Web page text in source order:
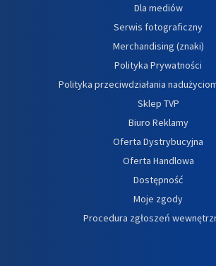
Dla mediów
Serwis fotograficzny
Merchandising (znaki)
Polityka Prywatności
Polityka przeciwdziałania
Sklep TVP
Biuro Reklamy
Oferta Dystrybucyjna
Oferta Handlowa
Dostępność
Moje zgody
Procedura zgłoszeń